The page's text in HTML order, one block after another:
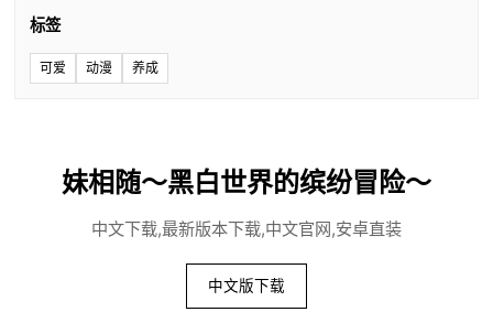
标签
可爱 动漫 养成
妹相随～黑白世界的缤纷冒险～
中文下载,最新版本下载,中文官网,安卓直装
中文版下载